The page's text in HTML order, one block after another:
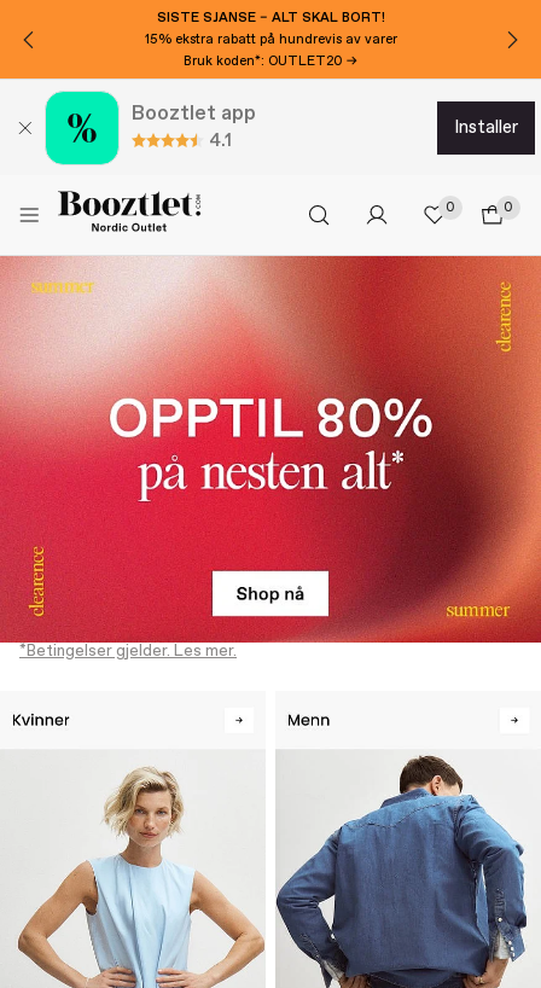
SISTE SJANSE – ALT SKAL BORT!
15% ekstra rabatt på hundrevis av varer
Bruk koden*: OUTLET20 →
Booztlet app
4.1
installer
0 0
*Betingelser gjelder. Les mer.